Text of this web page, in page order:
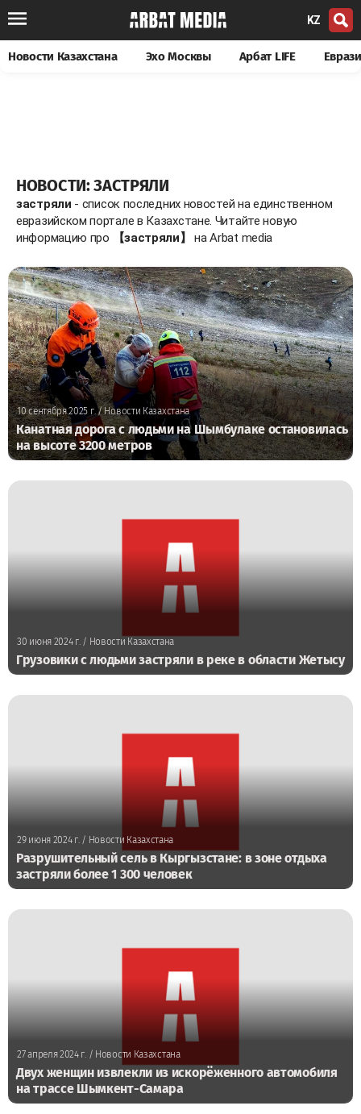
KZ
Новости Казахстана Эхо Москвы Арбат LIFE
НОВОСТИ: ЗАСТРЯЛИ
застряли - список последних новостей на единственном
евразийском портале в Казахстане. Читайте новую
информацию про
【застряли】 на Arbat media
10 сентября 2025 г./ Новости Казахстана
Канатная дорога с людьми на Шымбулаке остановилась
на высоте 3200 метров
30 июня 2024 г./ Новости Казахстана
Грузовики с людьми застряли в реке в области Жетысу
29 июня 2024 г./ Новости Казахстана
Разрушительный сель в Кыргызстане: в зоне отдыха
застряли более 1 300 человек
27 апреля 2024 г. / Новости Казахстана
Двух женщин извлекли из искорёженного автомобиля
на трассе Шымкент-Самара